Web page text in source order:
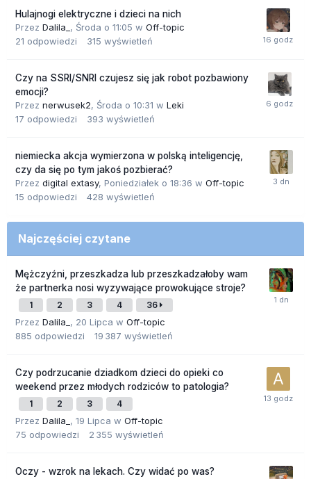
Hulajnogi elektryczne i dzieci na nich
Przez Dalila_ , Środa o 11:05 w Off-topic
21 odpowiedzi 315 wyświetleń
Czy na SSRI/SNRI czujesz się jak robot pozbawiony
emocji?
Przez nerwusek2, Środa o 10:31 w Leki
17 odpowiedzi 393 wyświetleń
niemiecka akcja wymierzona w polską inteligencję,
czy da się po tym jakoś pozbierać?
Przez digital extasy, Poniedziałek o 18:36 w Off-topic
15 odpowiedzi 428 wyświetleń
Najczęściej czytane
Mężczyźni, przeszkadza lub przeszkadzałoby wam
że partnerka nosi wyzywające prowokujące stroje?
1 2 3 4 36
Przez Dalila_ , 20 Lipca w Off-topic
885 odpowiedzi 19 387 wyświetleń
Czy podrzucanie dziadkom dzieci do opieki co
weekend przez młodych rodziców to patologia?
1 2 3 4
Przez Dalila_ , 19 Lipca w Off-topic
75 odpowiedzi 2 355 wyświetleń
Oczy - wzrok na lekach. Czy widać po was?